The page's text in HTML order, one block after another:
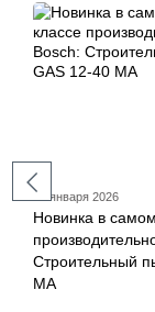
29 января 2026
Новинка в
Строительный
MA